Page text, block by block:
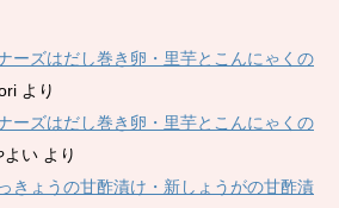
ーズはだし巻き卵・里芋とこんにゃくの
より
ーズはだし巻き卵・里芋とこんにゃくの
よい より
きょうの甘酢漬け・新しょうがの甘酢漬